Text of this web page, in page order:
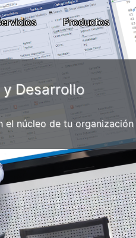
Productos
Desarrollo
el núcleo de tu organización